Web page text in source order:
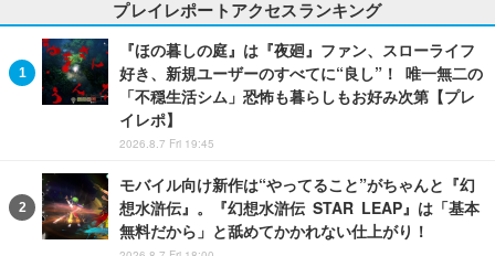
プレイレポートアクセスランキング
『ほの暮しの庭』は『夜廻』ファン、スローライフ
好き、新規ユーザーのすべてに“良し”！ 唯一無二の
「不穏生活シム」恐怖も暮らしもお好み次第【プレ
イレポ】
2026.8.7 Fri 19:45
モバイル向け新作は“やってること”がちゃんと『幻
想水滸伝』。『幻想水滸伝 STAR LEAP』は「基本
無料だから」と舐めてかかれない仕上がり！